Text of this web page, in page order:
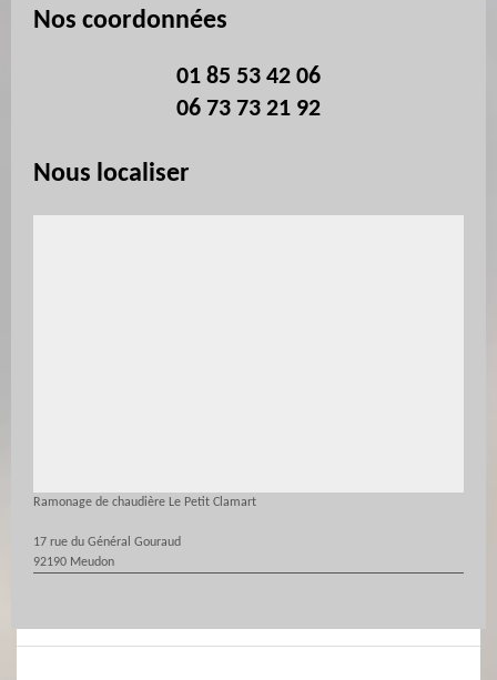
Nos coordonnées
01 85 53 42 06
06 73 73 21 92
Nous localiser
Ramonage de chaudière Le Petit Clamart
17 rue du Général Gouraud
92190 Meudon